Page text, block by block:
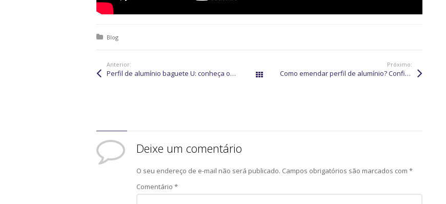
Posted in:
Blog
Anterior:
Perfil de alumínio baguete U: conheça os usos e vantagens Todos os posts
Próximo:
Como emendar perfil de alumínio? Confira as nossas dicas!
Deixe um comentário
O seu endereço de e-mail não será publicado. Campos obrigatórios são marcados com *
Comentário *